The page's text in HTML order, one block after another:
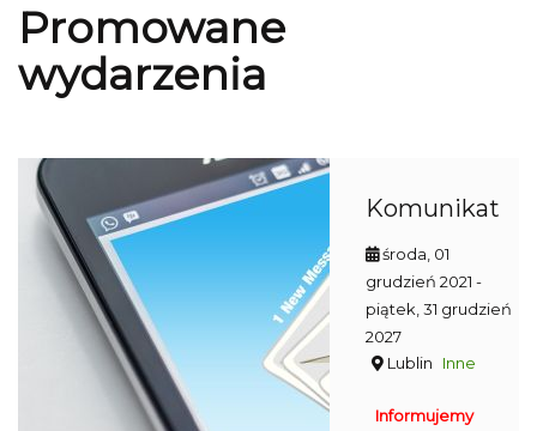
Promowane
wydarzenia
Komunikat
środa, 01
grudzień 2021 -
piątek, 31 grudzień
2027
Lublin
Inne
Informujemy